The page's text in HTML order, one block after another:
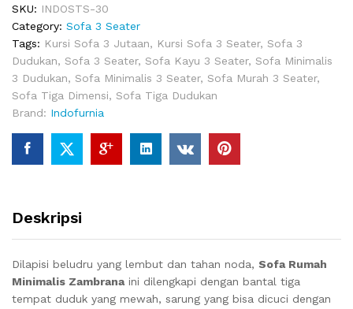
SKU: INDOSTS-30
Category: Sofa 3 Seater
Tags: Kursi Sofa 3 Jutaan, Kursi Sofa 3 Seater, Sofa 3
Dudukan, Sofa 3 Seater, Sofa Kayu 3 Seater, Sofa Minimalis
3 Dudukan, Sofa Minimalis 3 Seater, Sofa Murah 3 Seater,
Sofa Tiga Dimensi, Sofa Tiga Dudukan
Brand: Indofurnia
Deskripsi
Dilapisi beludru yang lembut dan tahan noda, Sofa Rumah
Minimalis Zambranaini dilengkapi dengan bantal tiga
tempat duduk yang mewah, sarung yang bisa dicuci dengan